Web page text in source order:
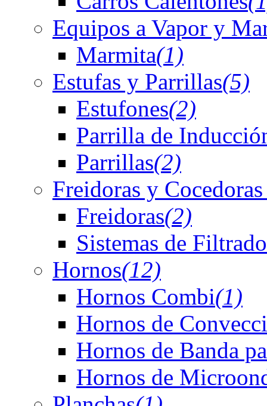
Equipos a Vapor y
Marmita(1)
Estufas y Parrillas(5)
Estufones(2)
Parrilla de
Parrillas(2)
Freidoras y Cocedoras
Freidoras(2)
Sistemas de Filtrado
Hornos(12)
Hornos Combi(1)
Hornos de
Hornos de Banda
Hornos de